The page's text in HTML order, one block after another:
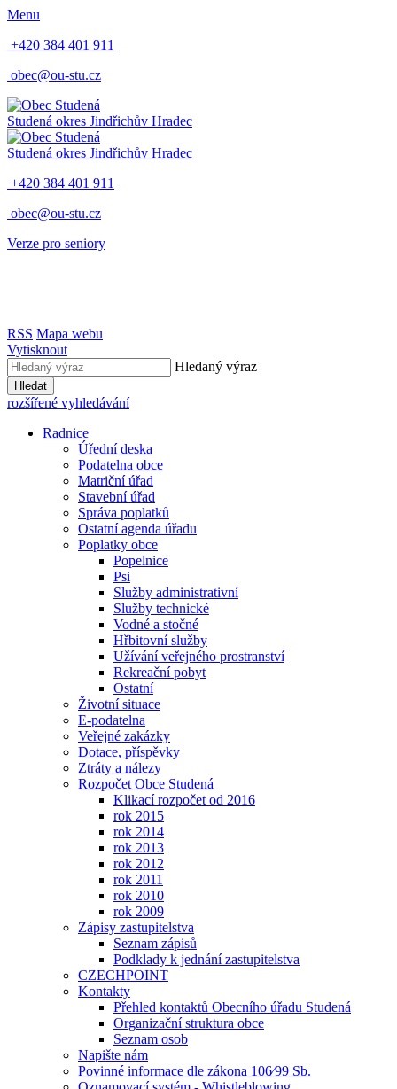
Menu
+420 384 401 911
obec@ou-stu.cz
Studená okres Jindřichův Hradec
Studená okres Jindřichův Hradec
+420 384 401 911
obec@ou-stu.cz
Verze pro seniory
RSS Mapa webu
Vytisknout
Hledaný výraz
Hledat
rozšířené vyhledávání
Radnice
Úřední deska
Podatelna obce
Matriční úřad
Stavební úřad
Správa poplatků
Ostatní agenda úřadu
Poplatky obce
Popelnice
Psi
Služby administrativní
Služby technické
Vodné a stočné
Hřbitovní služby
Užívání veřejného prostranství
Rekreační pobyt
Ostatní
Životní situace
E-podatelna
Veřejné zakázky
Dotace, příspěvky
Ztráty a nálezy
Rozpočet Obce Studená
Klikací rozpočet od 2016
rok 2015
rok 2014
rok 2013
rok 2012
rok 2011
rok 2010
rok 2009
Zápisy zastupitelstva
Seznam zápisů
Podklady k jednání zastupitelstva
CZECHPOINT
Kontakty
Přehled kontaktů Obecního úřadu Studená
Organizační struktura obce
Seznam osob
Napište nám
Povinné informace dle zákona 106⁄99 Sb.